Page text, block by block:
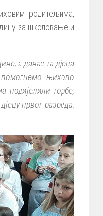
родитељима,
за школовање и
а данас та дјеца
њихово
подијелили торбе,
првог разреда,